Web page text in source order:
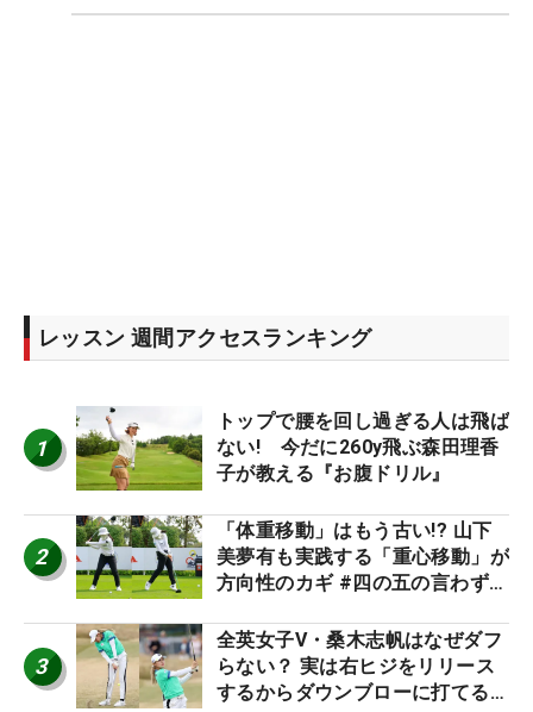
レッスン 週間アクセスランキング
1
トップで腰を回し過ぎる人は飛ば
ない! 今だに260y飛ぶ森田理香
子が教える『お腹ドリル』
2
「体重移動」はもう古い!? 山下
美夢有も実践する「重心移動」が
方向性のカギ #四の五の言わず振
3
全英女子V・桑木志帆はなぜダフ
らない？ 実は右ヒジをリリース
するからダウンブローに打てる #